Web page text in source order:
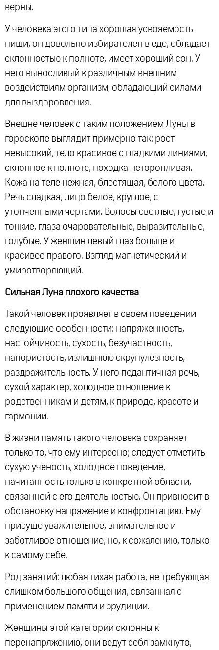
верны.
У человека этого типа хорошая усвояемость
пищи, он довольно избирателен в еде, обладает
склонностью к полноте, имеет хороший сон. У
него выносливый к различным внешним
воздействиям организм, обладающий силами
для выздоровления.
Внешне человек с таким положением Луны в
гороскопе выглядит примерно так: рост
невысокий, тело красивое с гладкими линиями,
склонное к полноте, походка неторопливая.
Кожа на теле нежная, блестящая, белого цвета.
Речь сладкая, лицо белое, круглое, с
утонченными чертами. Волосы светлые, густые и
тонкие, глаза очаровательные, выразительные,
голубые. У женщин левый глаз больше и
красивее правого. Взгляд магнетический и
умиротворяющий.
Сильная Луна плохого качества
Такой человек проявляет в своем поведении
следующие особенности: напряженность,
настойчивость, сухость, безучастность,
напористость, излишнюю скрупулезность,
раздражительность. У него педантичная речь,
сухой характер, холодное отношение к
родственникам и детям, к природе, красоте и
гармонии.
В жизни память такого человека сохраняет
только то, что ему интересно; следует отметить
сухую ученость, холодное поведение,
начитанность только в конкретной области,
связанной с его деятельностью. Он привносит в
обстановку напряжение и конфронтацию. Ему
присуще уважительное, внимательное и
заботливое отношение, но, к сожалению, только
к самому себе.
Род занятий: любая тихая работа, не требующая
слишком большого общения, связанная с
применением памяти и эрудиции.
Женщины этой категории склонны к
перенапряжению, они ведут себя замкнуто,